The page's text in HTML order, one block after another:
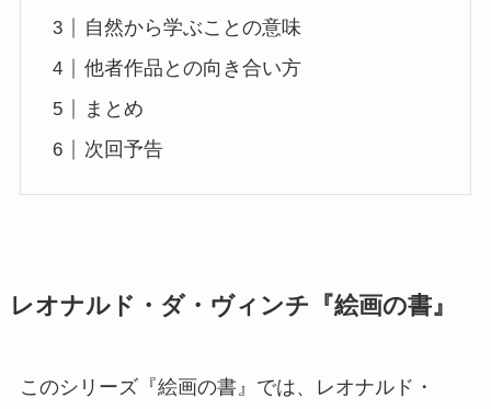
自然から学ぶことの意味
他者作品との向き合い方
まとめ
次回予告
レオナルド・ダ・ヴィンチ『絵画の書』
このシリーズ『絵画の書』では、レオナルド・